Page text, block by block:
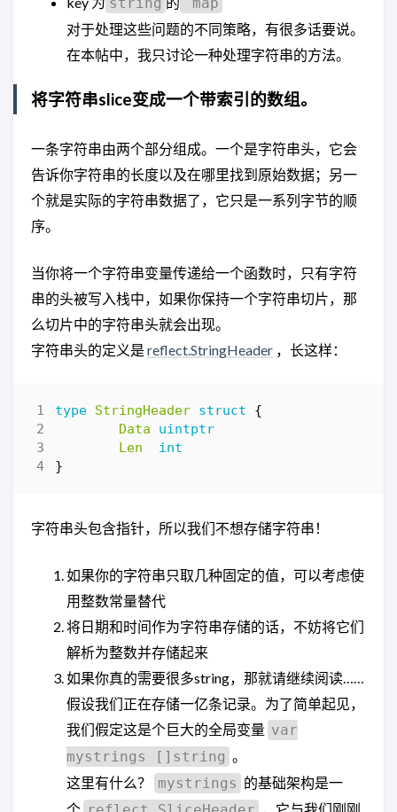
对于处理这些问题的不同策略，有很多话要说。
在本帖中，我只讨论一种处理字符串的方法。
将字符串slice变成一个带索引的数组。
一条字符串由两个部分组成。一个是字符串头，它会
告诉你字符串的长度以及在哪里找到原始数据；另一
个就是实际的字符串数据了，它只是一系列字节的顺
序。
当你将一个字符串变量传递给一个函数时，只有字符
串的头被写入栈中，如果你保持一个字符串切片，那
么切片中的字符串头就会出现。
字符串头的定义是 reflect.StringHeader ，长这样：
type StringHeader struct
{
Data
uintptr
Len
int
}
字符串头包含指针，所以我们不想存储字符串！
如果你的字符串只取几种固定的值，可以考虑使
用整数常量替代
将日期和时间作为字符串存储的话，不妨将它们
解析为整数并存储起来
如果你真的需要很多string，那就请继续阅读……
假设我们正在存储一亿条记录。为了简单起见，
我们假定这是个巨大的全局变量 var
mystrings []string 。
这里有什么？
mystrings 的基础架构是一
个
，它与我们刚刚